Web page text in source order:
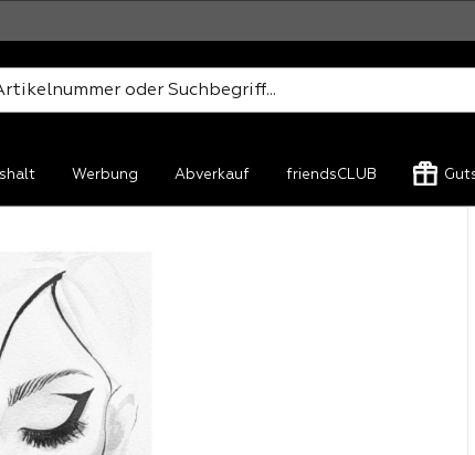
Werbung Abverkauf friendsCLUB